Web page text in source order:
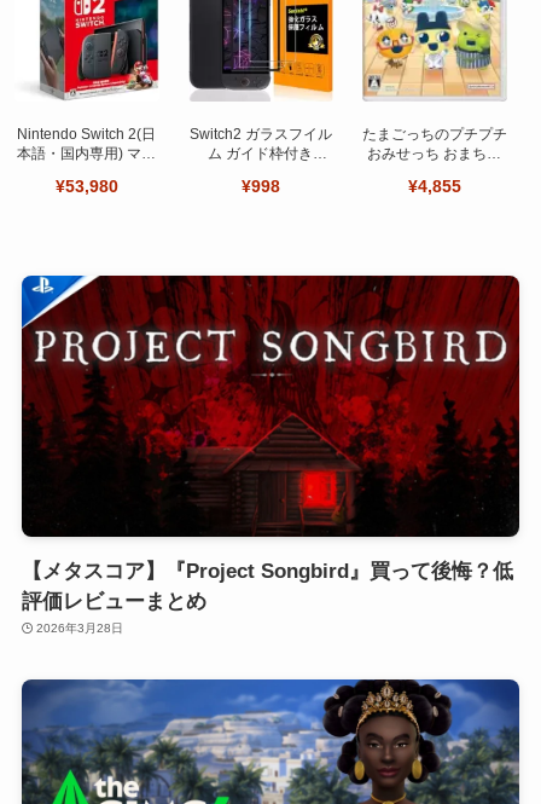
Nintendo Switch 2(日
本語・国内専用) マリ
ット
¥53,980
Switch2 ガラスフイル
ム ガイド枠付き
ット 日本旭硝子製-高
¥998
たまごっちのプチプチ
おみせっち おまちど
¥4,855
【メタスコア】『Project Songbird』買って後悔？低
評価レビューまとめ
2026年3月28日